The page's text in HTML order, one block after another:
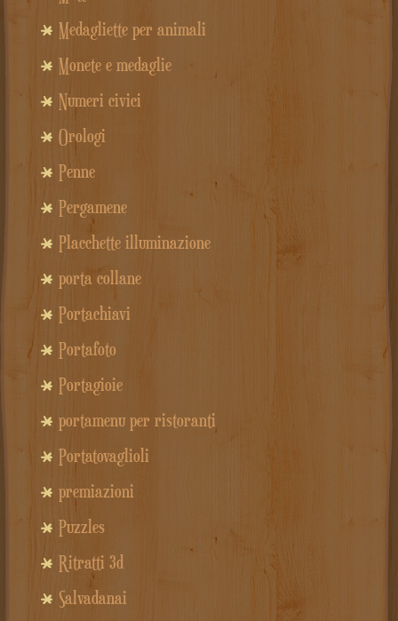
Medagliette per animali
Monete e medaglie
Numeri civici
Orologi
Penne
Pergamene
Placchette illuminazione
porta collane
Portachiavi
Portafoto
Portagioie
portamenu per ristoranti
Portatovaglioli
premiazioni
Puzzles
Ritratti 3d
Salvadanai